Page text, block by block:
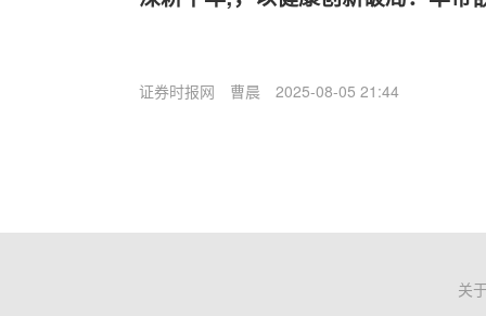
证券时报网 曹晨 2025-08-05 21:44
关